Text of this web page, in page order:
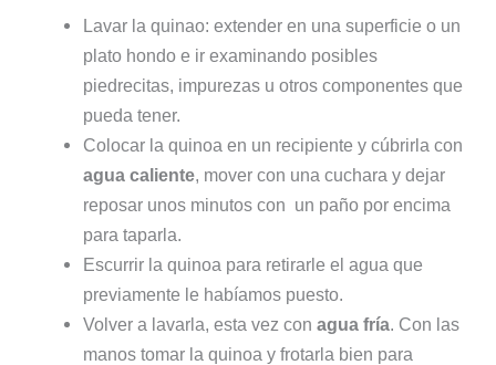
Lavar la quinao: extender en una superficie o un
plato hondo e ir examinando posibles
piedrecitas, impurezas u otros componentes que
pueda tener.
Colocar la quinoa en un recipiente y cúbrirla con
agua caliente, mover con una cuchara y dejar
reposar unos minutos con un paño por encima
para taparla.
Escurrir la quinoa para retirarle el agua que
previamente le habíamos puesto.
Volver a lavarla, esta vez con agua fría . Con las
manos tomar la quinoa y frotarla bien para